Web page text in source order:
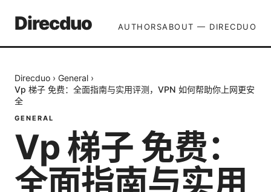
Direcduo AUTHORSABOUT — DIRECDUO
Direcduo › General ›
Vp 梯子 免费：全面指南与实用评测，VPN 如何帮助你上网更安
全
GENERAL
Vp 梯子 免费：
全面指南与实用